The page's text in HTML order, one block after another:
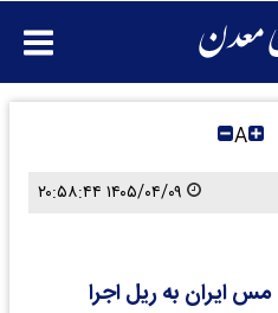
A
ایران به ریل اجرا